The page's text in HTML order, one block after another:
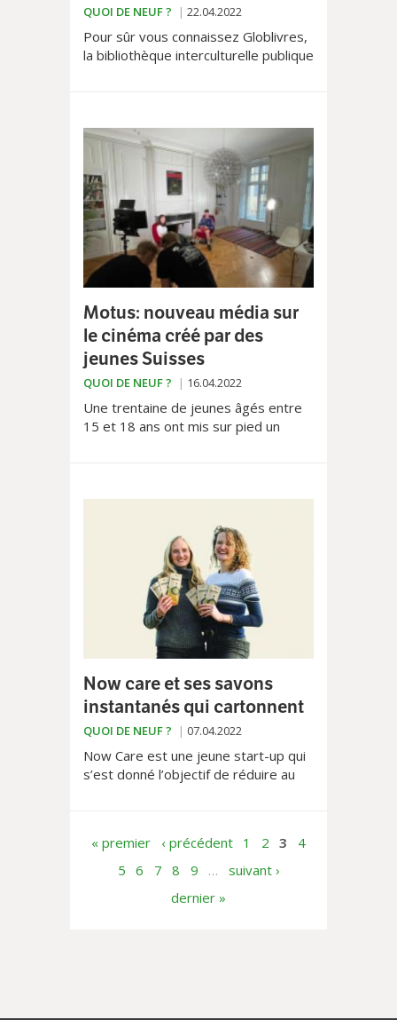
QUOI DE NEUF ? 22.04.2022
Pour sûr vous connaissez Globlivres,
la bibliothèque interculturelle publique
lecteurs du grand Lausanne pas
moins de 35’000 ouvrages dans 300
langues différentes.
Motus: nouveau média sur
le cinéma créé par des
jeunes Suisses
QUOI DE NEUF ? 16.04.2022
Une trentaine de jeunes âgés entre
15 et 18 ans ont mis sur pied un
s’adressant particulièrement aux
Now care et ses savons
instantanés qui cartonnent
QUOI DE NEUF ? 07.04.2022
Now Care est une jeune start-up qui
s’est donné l’objectif de réduire au
pour la santé et agréable à utiliser
pour tout le monde: les Savons
« premier ‹ précédent 1 2 3
4
5 6 7 8 9 …
suivant ›
dernier »